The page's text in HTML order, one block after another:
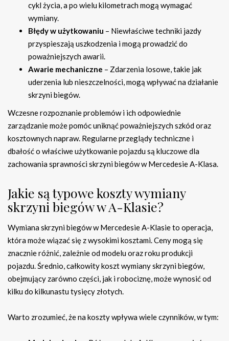
cykl życia, a po wielu kilometrach mogą wymagać
wymiany.
Błędy w użytkowaniu – Niewłaściwe techniki jazdy
przyspieszają uszkodzenia i mogą prowadzić do
poważniejszych awarii.
Awarie mechaniczne – Zdarzenia losowe, takie jak
uderzenia lub nieszczelności, mogą wpływać na działanie
skrzyni biegów.
Wczesne rozpoznanie problemów i ich odpowiednie
zarządzanie może pomóc uniknąć poważniejszych szkód oraz
kosztownych napraw. Regularne przeglądy techniczne i
dbałość o właściwe użytkowanie pojazdu są kluczowe dla
zachowania sprawności skrzyni biegów w Mercedesie A-Klasa.
Jakie są typowe koszty wymiany
skrzyni biegów w A-Klasie?
Wymiana skrzyni biegów w Mercedesie A-Klasie to operacja,
która może wiązać się z wysokimi kosztami. Ceny mogą się
znacznie różnić, zależnie od modelu oraz roku produkcji
pojazdu. Średnio, całkowity koszt wymiany skrzyni biegów,
obejmujący zarówno części, jak i robociznę, może wynosić od
kilku do kilkunastu tysięcy złotych.
Warto zrozumieć, że na koszty wpływa wiele czynników, w tym: